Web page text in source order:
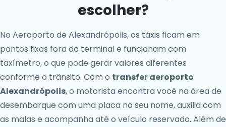
escolher?
No Aeroporto de Alexandrópolis, os táxis ficam em
pontos fixos fora do terminal e funcionam com
taxímetro, o que pode gerar valores diferentes
conforme o trânsito. Com o transfer aeroporto
Alexandrópolis, o motorista encontra você na área de
desembarque com uma placa no seu nome, auxilia com
as malas e acompanha até o veículo reservado. Além de